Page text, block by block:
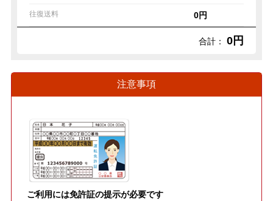
往復送料 0円
合計： 0円
注意事項
ご利用には免許証の提示が必要です